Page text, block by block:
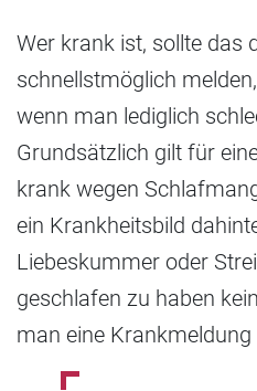
Wer krank ist, sollte das
schnellstmöglich
wenn man lediglich
Grundsätzlich gilt für
krank wegen
ein Krankheitsbild
Liebeskummer oder
geschlafen zu haben
man eine Krankmeldung